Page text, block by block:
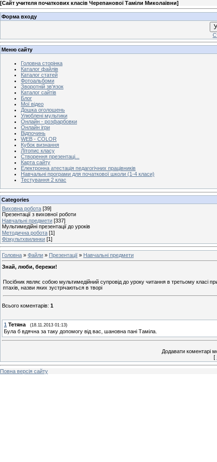
[Сайт учителя початкових класів Черепанової Таміли Миколаївни]
Форма входу
Меню сайту
Головна сторінка
Каталог файлів
Каталог статей
Фотоальбоми
Зворотній зв'язок
Каталог сайтів
Блог
Мої відео
Дошка оголошень
Улюблені мультики
Онлайн - розфарбовки
Онлайн ігри
Відпочинь
WEB - COLOR
Кубок визнання
Літопис класу
Створення презентаці...
Карта сайту
Електронна атестація педагогічних працівників
Навчальні програми для початкової школи (1-4 класи)
Тестування 2 клас
Categories
Виховна робота [39]
Презентації з виховної роботи
Навчальні предмети [337]
Мультимедійні презентації до уроків
Методична робота [1]
Фізкультхвилинки [1]
Головна » Файли » Презентації » Навчальні предмети
Знай, люби, бережи!
Посібник являє собою мультимедійний супровід до уроку читання в третьому класі
птахів, назви яких зустрічаються в творі
Всього коментарів: 1
1 Тетяна (18.11.2013 01:13)
Була б вдячна за таку допомогу від вас, шановна пані Таміла.
Додавати коментарі
[
Повна версія сайту